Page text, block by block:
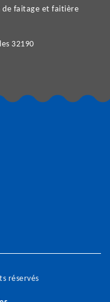
de faitage et faitière
32190
réservés